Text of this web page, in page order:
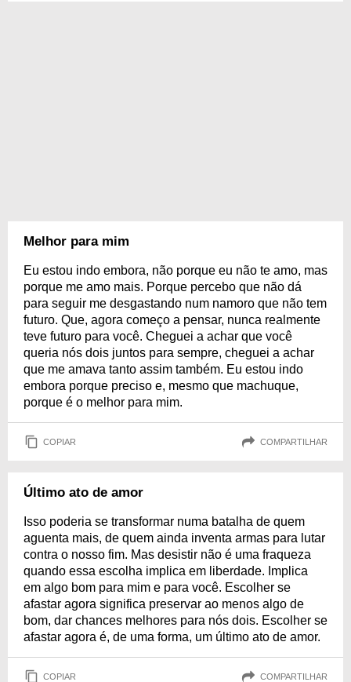
Melhor para mim
Eu estou indo embora, não porque eu não te amo, mas
porque me amo mais. Porque percebo que não dá
para seguir me desgastando num namoro que não tem
futuro. Que, agora começo a pensar, nunca realmente
teve futuro para você. Cheguei a achar que você
queria nós dois juntos para sempre, cheguei a achar
que me amava tanto assim também. Eu estou indo
embora porque preciso e, mesmo que machuque,
porque é o melhor para mim.
COPIAR COMPARTILHAR
Último ato de amor
Isso poderia se transformar numa batalha de quem
aguenta mais, de quem ainda inventa armas para lutar
contra o nosso fim. Mas desistir não é uma fraqueza
quando essa escolha implica em liberdade. Implica
em algo bom para mim e para você. Escolher se
afastar agora significa preservar ao menos algo de
bom, dar chances melhores para nós dois. Escolher se
afastar agora é, de uma forma, um último ato de amor.
COPIAR COMPARTILHAR